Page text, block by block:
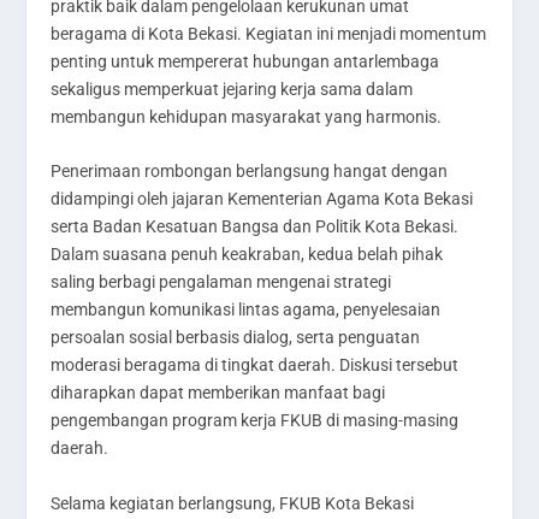
praktik baik dalam pengelolaan kerukunan umat
beragama di Kota Bekasi. Kegiatan ini menjadi momentum
penting untuk mempererat hubungan antarlembaga
sekaligus memperkuat jejaring kerja sama dalam
membangun kehidupan masyarakat yang harmonis.
Penerimaan rombongan berlangsung hangat dengan
didampingi oleh jajaran Kementerian Agama Kota Bekasi
serta Badan Kesatuan Bangsa dan Politik Kota Bekasi.
Dalam suasana penuh keakraban, kedua belah pihak
saling berbagi pengalaman mengenai strategi
membangun komunikasi lintas agama, penyelesaian
persoalan sosial berbasis dialog, serta penguatan
moderasi beragama di tingkat daerah. Diskusi tersebut
diharapkan dapat memberikan manfaat bagi
pengembangan program kerja FKUB di masing-masing
daerah.
Selama kegiatan berlangsung, FKUB Kota Bekasi